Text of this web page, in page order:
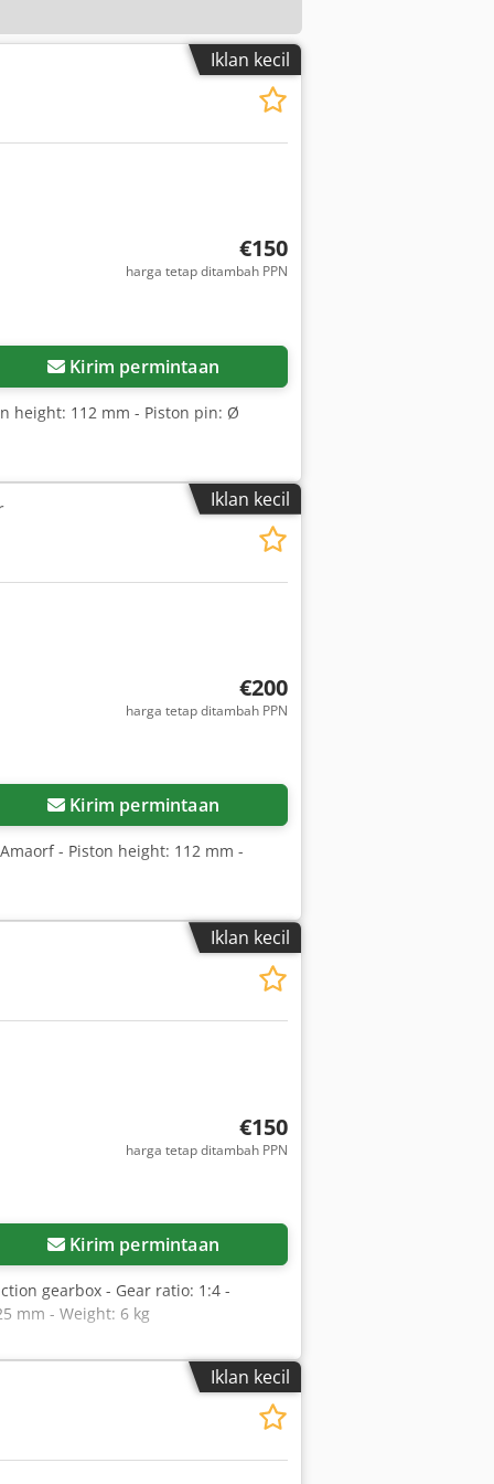
Iklan kecil
€150
harga tetap ditambah PPN
Kirim permintaan
height: 112 mm - Piston pin: Ø
Iklan kecil
€200
harga tetap ditambah PPN
Kirim permintaan
- Piston height: 112 mm -
Iklan kecil
€150
harga tetap ditambah PPN
Kirim permintaan
gearbox - Gear ratio: 1:4 -
mm - Weight: 6 kg
Iklan kecil